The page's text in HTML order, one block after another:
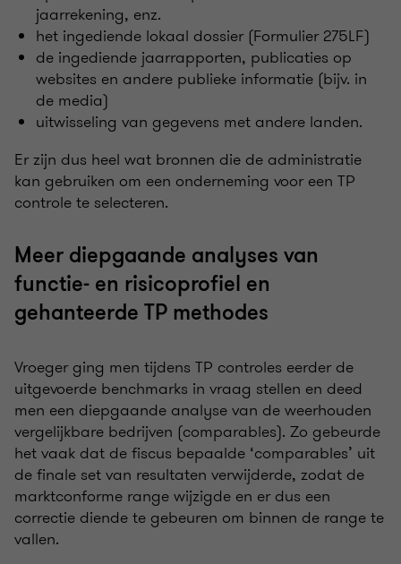
jaarrekening, enz.
het ingediende lokaal dossier (Formulier 275LF)
de ingediende jaarrapporten, publicaties op
websites en andere publieke informatie (bijv. in
de media)
uitwisseling van gegevens met andere landen.
Er zijn dus heel wat bronnen die de administratie
kan gebruiken om een onderneming voor een TP
controle te selecteren.
Meer diepgaande analyses van
functie- en risicoprofiel en
gehanteerde TP methodes
Vroeger ging men tijdens TP controles eerder de
uitgevoerde benchmarks in vraag stellen en deed
men een diepgaande analyse van de weerhouden
vergelijkbare bedrijven (comparables). Zo gebeurde
het vaak dat de fiscus bepaalde ‘comparables’ uit
de finale set van resultaten verwijderde, zodat de
marktconforme range wijzigde en er dus een
correctie diende te gebeuren om binnen de range te
vallen.